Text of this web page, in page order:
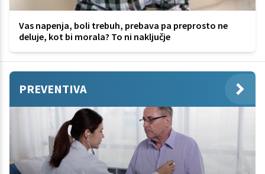
Vas napenja, boli trebuh, prebava pa preprosto ne
deluje, kot bi morala? To ni naključje
PREVENTIVA